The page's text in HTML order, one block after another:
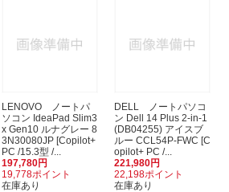
LENOVO ノートパ
ソコン IdeaPad Slim3
x Gen10 ルナグレー 8
3N30080JP [Copilot+
PC /15.3型 /...
197,780円
19,778ポイント
在庫あり
DELL ノートパソコ
ン Dell 14 Plus 2-in-1
(DB04255) アイスブ
ルー CCL54P-FWC [C
opilot+ PC /...
221,980円
22,198ポイント
在庫あり